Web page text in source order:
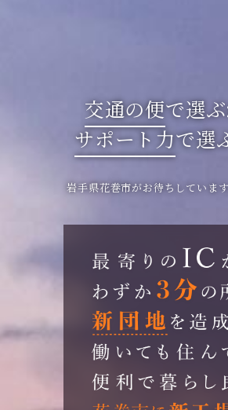
交通の便で選ぶ
サポート力で選
岩手県花巻市がお待ちしています